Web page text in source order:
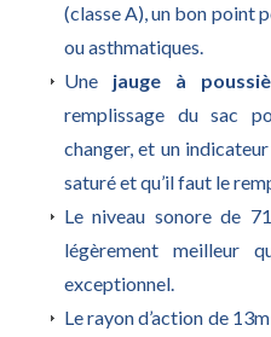
(classe A), un bon point
ou asthmatiques.
Une jauge à
remplissage du sac
changer, et un
saturé et qu’il faut le
Le niveau sonore de
légèrement meilleur
exceptionnel.
Le rayon d’action de